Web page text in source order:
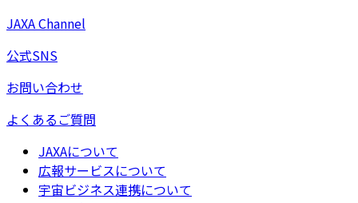
JAXA Channel
公式SNS
お問い合わせ
よくあるご質問
JAXAについて
広報サービスについて
宇宙ビジネス連携について